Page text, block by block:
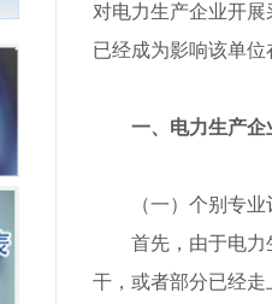
对电力生产企业开
已经成为影响该单位
一、 电力生产
（一）个别专
首先，由于电
干，或者部分已经